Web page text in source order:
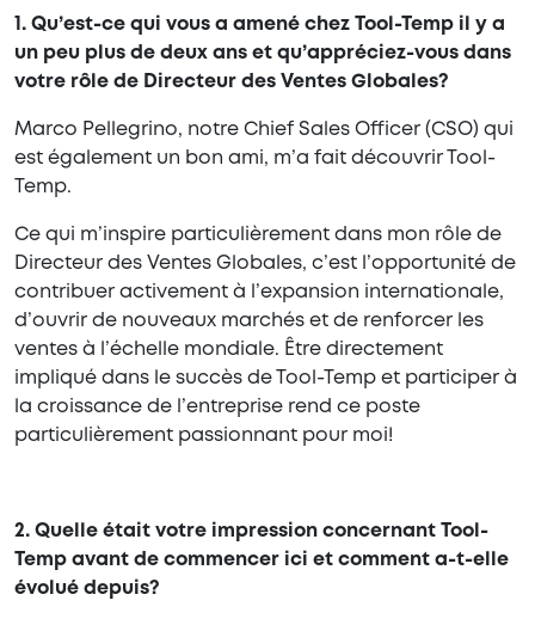
1. Qu’est-ce qui vous a amené chez Tool-Temp il y a
un peu plus de deux ans et qu’appréciez-vous dans
votre rôle de Directeur des Ventes Globales?
Marco Pellegrino, notre Chief Sales Officer (CSO) qui
est également un bon ami, m’a fait découvrir Tool-
Temp.
Ce qui m’inspire particulièrement dans mon rôle de
Directeur des Ventes Globales, c’est l’opportunité de
contribuer activement à l’expansion internationale,
d’ouvrir de nouveaux marchés et de renforcer les
ventes à l’échelle mondiale. Être directement
impliqué dans le succès de Tool-Temp et participer à
la croissance de l’entreprise rend ce poste
particulièrement passionnant pour moi!
2. Quelle était votre impression concernant Tool-
Temp avant de commencer ici et comment a-t-elle
évolué depuis?